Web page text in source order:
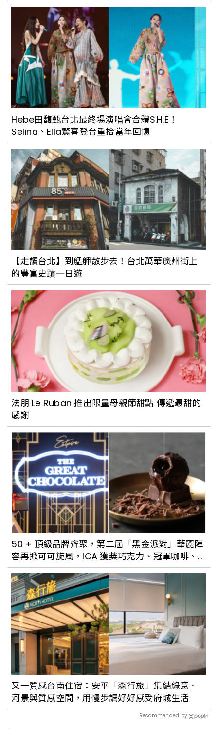
花樓三店 Follow Coffee lll就是一間鬧中
取靜的廢墟玻璃屋，一片綠意讓光合作用
無所不在，也是市區中的一處寧靜空間
逗之 apt.DouZ有著摩登與復古混搭，迷
你溫室是店裡亮點；各種經典美味也讓人
讚不絕口，從植栽到餐點都能療癒人心
重現府城的日式風華！台南「河童町故事
館」替安平老城區打造昭和年代復古商店
街風貌
Hebe田馥甄台北最終場演唱會合體S.H.E！
Selina、Ella驚喜登台重拾當年回憶
【走讀台北】到艋舺散步去！台北萬華廣州街上
的豐富史蹟一日遊
法朋 Le Ruban 推出限量母親節甜點 傳遞最甜的
感謝
50 + 頂級品牌齊聚，第二屆「黑金派對」華麗陣
容再掀可可旋風，ICA 獲獎巧克力、冠軍咖啡、
亞洲五十大酒吧一次滿足
又一質感台南住宿：安平「森行旅」集結綠意、
河景與質感空間，用慢步調好好感受府城生活
Recommended by